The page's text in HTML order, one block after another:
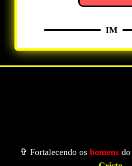
IM
✞ Fortalecendo os homens